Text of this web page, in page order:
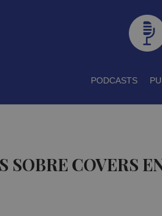
PODCASTS
COVERS